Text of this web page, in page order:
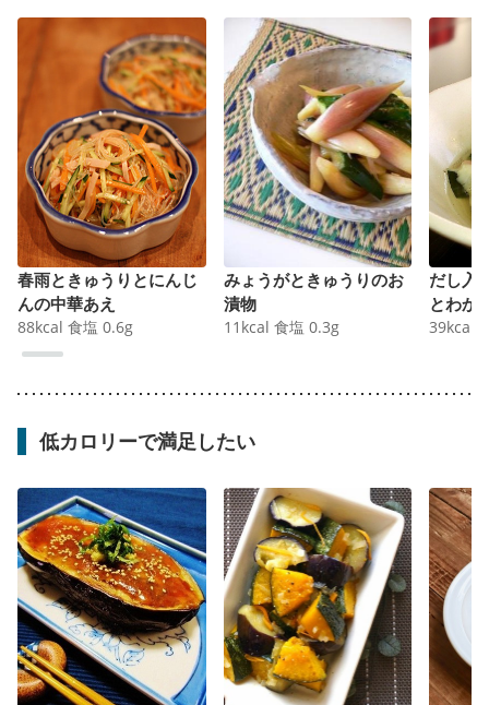
春雨ときゅうりとにんじ
んの中華あえ
88kcal 食塩 0.6g
みょうがときゅうりのお
漬物
11 kcal 食塩 0.3g
だし入
とわか
39kcal
低カロリーで満足したい